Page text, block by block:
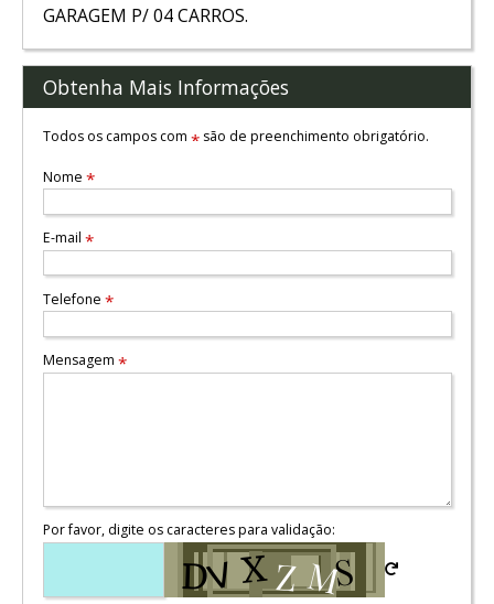
GARAGEM P/ 04 CARROS.
Obtenha Mais Informações
Todos os campos com *são de preenchimento obrigatório.
Nome *
E-mail *
Telefone *
Mensagem *
Por favor, digite os caracteres para validação: